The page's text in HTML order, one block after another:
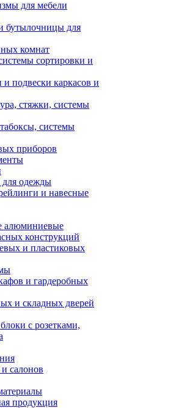
для мебели
бутылочницы для
комнат
сортировки и
подвески каркасов и
стяжки, системы
системы
приборов
одежды
и навесные
алюминиевые
конструкций
и пластиковых
и гардеробных
и складных дверей
с розетками,
салонов
продукция